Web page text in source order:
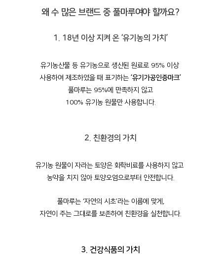
왜 수 많은 브랜드 중 풀마루여야 할까요?
1. 18년 이상 지켜 온 ‘유기농의 가치’
유기농산물 등 유기농으로 생산된 원료로 95% 이상
사용하여 제조하였을 때 표기하는 ‘유기가공인증마크’
풀마루는 95%에 만족하지 않고
100% 유기농 원물만 사용합니다.
2. 친환경의 가치
유기농 원물이 자라는 토양은 화학비료를 사용하지 않고
농약을 치지 않아 토양오염으로부터 안전합니다.
풀마루는 ‘자연의 시초’라는 이름에 맞게,
자연이 주는 그대로를 보존하여 친환경을 실천합니다.
3. 건강식품의 가치